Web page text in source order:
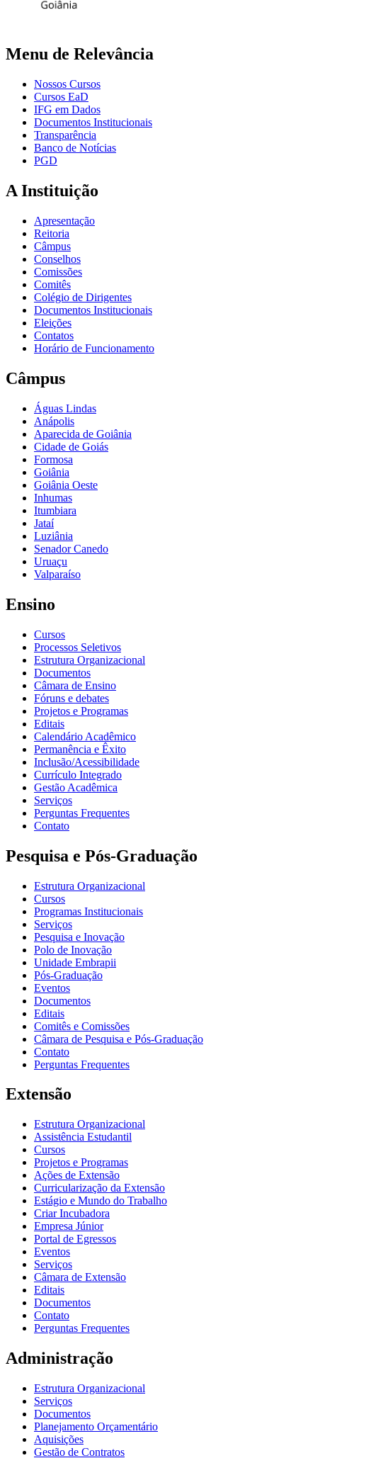
Menu de Relevância
Nossos Cursos
Cursos EaD
IFG em Dados
Documentos Institucionais
Transparência
Banco de Notícias
PGD
A Instituição
Apresentação
Reitoria
Câmpus
Conselhos
Comissões
Comitês
Colégio de Dirigentes
Documentos Institucionais
Eleições
Contatos
Horário de Funcionamento
Câmpus
Águas Lindas
Anápolis
Aparecida de Goiânia
Cidade de Goiás
Formosa
Goiânia
Goiânia Oeste
Inhumas
Itumbiara
Jataí
Luziânia
Senador Canedo
Uruaçu
Valparaíso
Ensino
Cursos
Processos Seletivos
Estrutura Organizacional
Documentos
Câmara de Ensino
Fóruns e debates
Projetos e Programas
Editais
Calendário Acadêmico
Permanência e Êxito
Inclusão/Acessibilidade
Currículo Integrado
Gestão Acadêmica
Serviços
Perguntas Frequentes
Contato
Pesquisa e Pós-Graduação
Estrutura Organizacional
Cursos
Programas Institucionais
Serviços
Pesquisa e Inovação
Polo de Inovação
Unidade Embrapii
Pós-Graduação
Eventos
Documentos
Editais
Comitês e Comissões
Câmara de Pesquisa e Pós-Graduação
Contato
Perguntas Frequentes
Extensão
Estrutura Organizacional
Assistência Estudantil
Cursos
Projetos e Programas
Ações de Extensão
Curricularização da Extensão
Estágio e Mundo do Trabalho
Criar Incubadora
Empresa Júnior
Portal de Egressos
Eventos
Serviços
Câmara de Extensão
Editais
Documentos
Contato
Perguntas Frequentes
Administração
Estrutura Organizacional
Serviços
Documentos
Planejamento Orçamentário
Aquisições
Gestão de Contratos